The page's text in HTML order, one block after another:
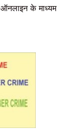
ऑनलाइन के माध्यम